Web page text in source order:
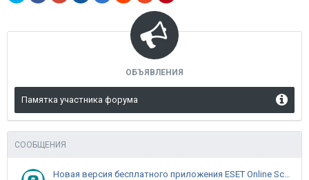
ОБЪЯВЛЕНИЯ
Памятка участника форума
СООБЩЕНИЯ
Новая версия бесплатного приложения ESET Online Scanner доступна пользователям